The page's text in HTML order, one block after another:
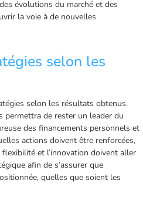
évolutions du marché et des
la voie à de nouvelles
selon les
selon les résultats obtenus.
permettra de rester un leader du
des financements personnels et
actions doivent être renforcées,
et l’innovation doivent aller
afin de s’assurer que
quelles que soient les